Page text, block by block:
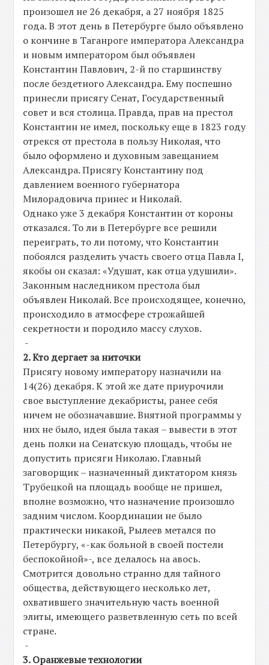
произошел не 26 декабря, а 27 ноября 1825
года. В этот день в Петербурге было объявлено
о кончине в Таганроге императора Александра
и новым императором был объявлен
Константин Павлович, 2-й по старшинству
после бездетного Александра. Ему поспешно
принесли присягу Сенат, Государственный
совет и вся столица. Правда, прав на престол
Константин не имел, поскольку еще в 1823 году
отрекся от престола в пользу Николая, что
было оформлено и духовным завещанием
Александра. Присягу Константину под
давлением военного губернатора
Милорадовича принес и Николай.
Однако уже 3 декабря Константин от короны
отказался. То ли в Петербурге все решили
переиграть, то ли потому, что Константин
побоялся разделить участь своего отца Павла I,
якобы он сказал: «Удушат, как отца удушили».
Законным наследником престола был
объявлен Николай. Все происходящее, конечно,
происходило в атмосфере строжайшей
секретности и породило массу слухов.
-
2. Кто дергает за ниточки
Присягу новому императору назначили на
14(26) декабря. К этой же дате приурочили
свое выступление декабристы, ранее себя
ничем не обозначавшие. Внятной программы у
них не было, идея была такая – вывести в этот
день полки на Сенатскую площадь, чтобы не
допустить присяги Николаю. Главный
заговорщик – назначенный диктатором князь
Трубецкой на площадь вообще не пришел,
вполне возможно, что назначение произошло
задним числом. Координации не было
практически никакой, Рылеев метался по
Петербургу, «-как больной в своей постели
беспокойной»-, все делалось на авось.
Смотрится довольно странно для тайного
общества, действующего несколько лет,
охватившего значительную часть военной
элиты, имеющего разветвленную сеть по всей
стране.
-
3. Оранжевые технологии